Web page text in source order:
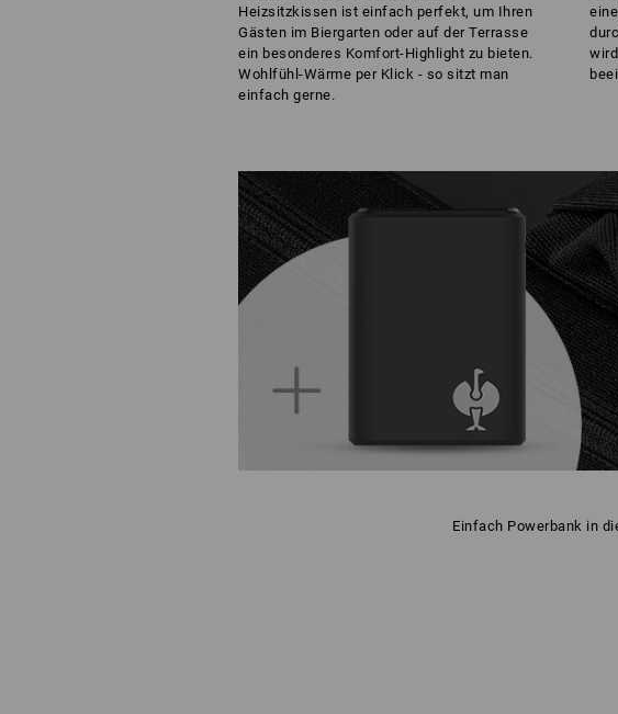
Heizsitzkissen ist einfach perfekt, um Ihren
Gästen im Biergarten oder auf der Terrasse
ein besonderes Komfort-Highlight zu bieten.
Wohlfühl-Wärme per Klick - so sitzt man
einfach gerne.
Einfach Powerbank in